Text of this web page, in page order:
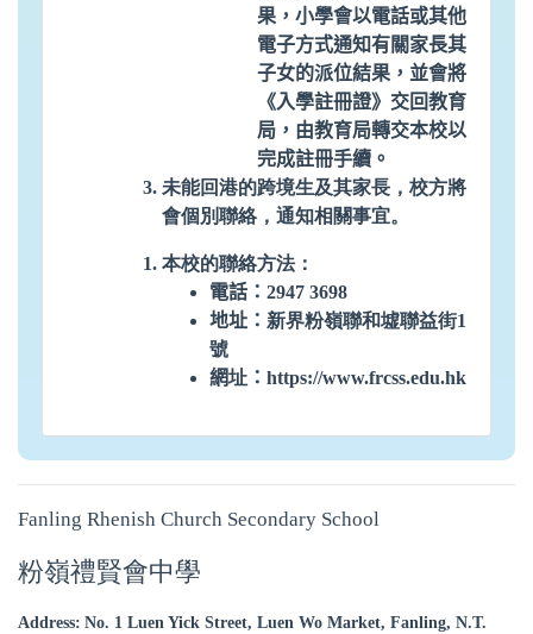
果，小學會以電話或其他
電子方式通知有關家長其
子女的派位結果，並會將
《入學註冊證》交回教育
局，由教育局轉交本校以
完成註冊手續。
未能回港的跨境生及其家長，校方將
會個別聯絡，通知相關事宜。
本校的聯絡方法：
電話： 2947 3698
地址： 新界粉嶺聯和墟聯益街1
號
網址 ： https://www.frcss.edu.hk
Fanling Rhenish Church Secondary School
粉嶺禮賢會中學
Address: No. 1 Luen Yick Street, Luen Wo Market, Fanling, N.T.